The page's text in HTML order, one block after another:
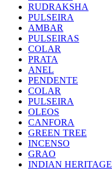
RUDRAKSHA
PULSEIRA
AMBAR
PULSEIRAS
COLAR
PRATA
ANEL
PENDENTE
COLAR
PULSEIRA
OLEOS
CANFORA
GREEN TREE
INCENSO
GRAO
INDIAN HERITAGE